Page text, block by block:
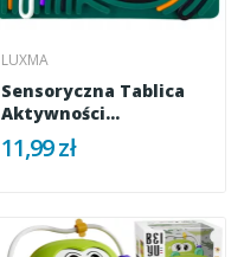
LUXMA
Sensoryczna Tablica
Aktywności
Dwustronna...
11,99 zł